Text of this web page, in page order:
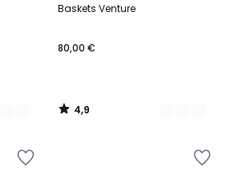
Baskets Venture
80,00 €
/ 5
Couleurs
4,9
/